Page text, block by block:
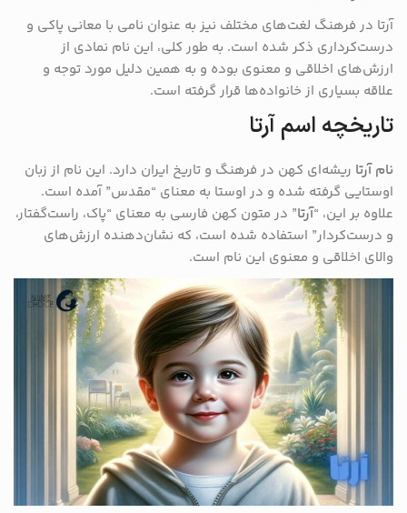
آرتا در فرهنگ لغت‌های مختلف نیز به عنوان نامی با معانی پاکی و
درست‌کرداری ذکر شده است. به طور کلی، این نام نمادی از
ارزش‌های اخلاقی و معنوی بوده و به همین دلیل مورد توجه و
علاقه بسیاری از خانواده‌ها قرار گرفته است.
تاریخچه اسم آرتا
نام آرتا ریشه‌ای کهن در فرهنگ و تاریخ ایران دارد. این نام از زبان
اوستایی گرفته شده و در اوستا به معنای “مقدس” آمده است.
علاوه بر این، “آرتا” در متون کهن فارسی به معنای “پاک، راست‌گفتار،
و درست‌کردار” استفاده شده است، که نشان‌دهنده ارزش‌های
والای اخلاقی و معنوی این نام است.